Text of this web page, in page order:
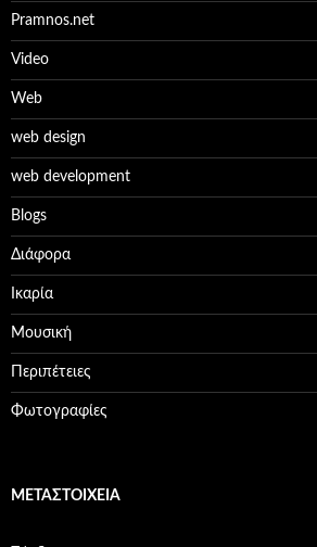
Pramnos.net
Video
Web
web design
web development
Βlogs
Διάφορα
Ικαρία
Μουσική
Περιπέτειες
Φωτογραφίες
ΜΕΤΑΣΤΟΙΧΕΊΑ